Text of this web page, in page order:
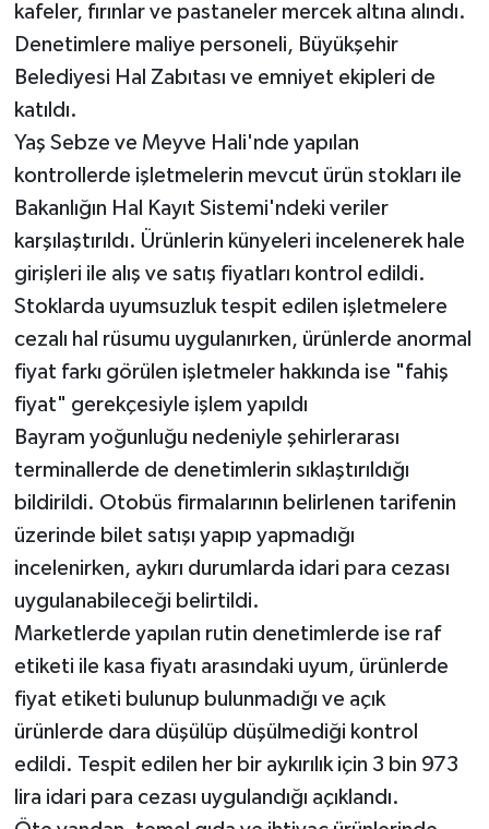
kafeler, fırınlar ve pastaneler mercek altına alındı.
Denetimlere maliye personeli, Büyükşehir
Belediyesi Hal Zabıtası ve emniyet ekipleri de
katıldı.
Yaş Sebze ve Meyve Hali'nde yapılan
kontrollerde işletmelerin mevcut ürün stokları ile
Bakanlığın Hal Kayıt Sistemi'ndeki veriler
karşılaştırıldı. Ürünlerin künyeleri incelenerek hale
girişleri ile alış ve satış fiyatları kontrol edildi.
Stoklarda uyumsuzluk tespit edilen işletmelere
cezalı hal rüsumu uygulanırken, ürünlerde anormal
fiyat farkı görülen işletmeler hakkında ise "fahiş
fiyat" gerekçesiyle işlem yapıldı
Bayram yoğunluğu nedeniyle şehirlerarası
terminallerde de denetimlerin sıklaştırıldığı
bildirildi. Otobüs firmalarının belirlenen tarifenin
üzerinde bilet satışı yapıp yapmadığı
incelenirken, aykırı durumlarda idari para cezası
uygulanabileceği belirtildi.
Marketlerde yapılan rutin denetimlerde ise raf
etiketi ile kasa fiyatı arasındaki uyum, ürünlerde
fiyat etiketi bulunup bulunmadığı ve açık
ürünlerde dara düşülüp düşülmediği kontrol
edildi. Tespit edilen her bir aykırılık için 3 bin 973
lira idari para cezası uygulandığı açıklandı.